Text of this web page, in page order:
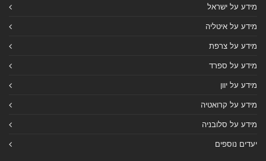
מידע על ישראל
מידע על איטליה
מידע על צרפת
מידע על ספרד
מידע על יוון
מידע על קרואטיה
מידע על סלובניה
יעדים נוספים